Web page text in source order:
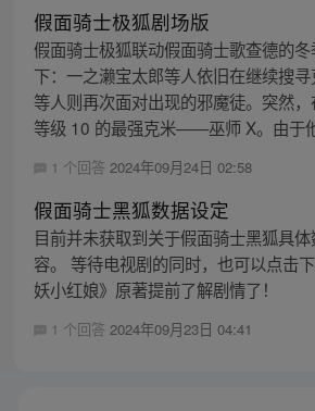
假面骑士极狐剧场版
假面骑士极狐联动假面骑士歌查德的
下：一之濑宝太郎等人依旧在继续搜
等人则再次面对出现的邪魔徒。突然
等级 10 的最强克米——巫师 X。由于
1 个回答 2024年09月24日 02:58
假面骑士黑狐数据设定
目前并未获取到关于假面骑士黑狐具
容。 等待电视剧的同时，也可以点击
妖小红娘》原著提前了解剧情了！
1 个回答 2024年09月23日 04:41